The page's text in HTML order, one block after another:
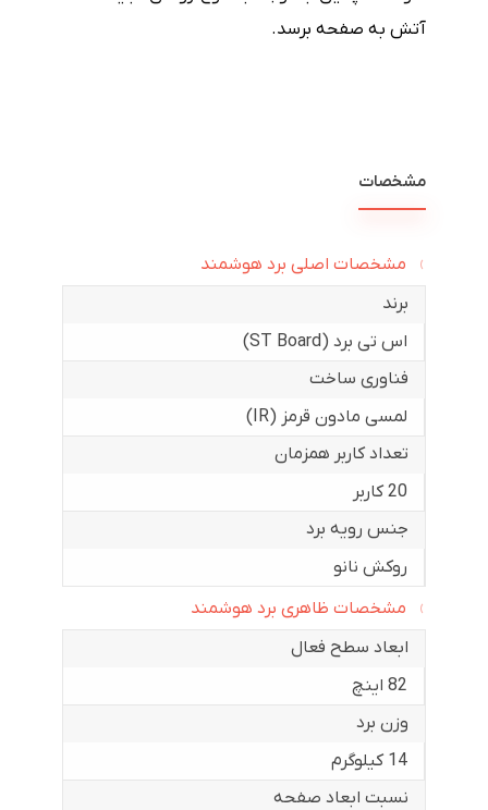
آتش به صفحه برسد.
مشخصات
مشخصات اصلی برد هوشمند
برند
اس تی برد (ST Board)
فناوری ساخت
لمسی مادون قرمز (IR)
تعداد کاربر همزمان
20 کاربر
جنس رویه برد
روکش نانو
مشخصات ظاهری برد هوشمند
ابعاد سطح فعال
82 اینچ
وزن برد
14 کیلوگرم
نسبت ابعاد صفحه